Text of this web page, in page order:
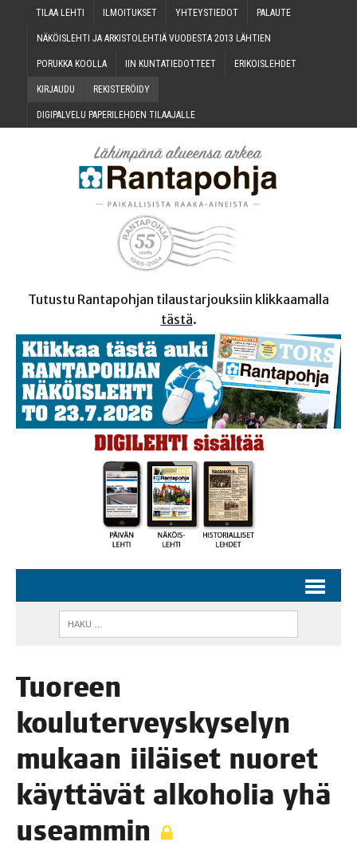
TILAA LEH­TI ILMOI­TUK­SET YHTEYS­TIE­DOT PALAU­TE
NÄKÖIS­LEH­TI JA ARKIS­TO­LEH­TIÄ VUO­DES­TA 2013 LÄHTIEN
PORUK­KA KOOLLA IIN KUN­TA­TIE­DOT­TEET ERI­KOIS­LEH­DET
KIR­JAU­DU REKIS­TE­RÖI­DY
DIGI­PAL­VE­LU PAPE­RI­LEH­DEN TILAAJALLE
Tutustu Rantapohjan tilaustarjouksiin klikkaamalla
tästä.
Tuo­reen
kou­lu­ter­veys­ky­se­lyn
mukaan iiläi­set nuo­ret
käyt­tä­vät alko­ho­lia yhä
useammin